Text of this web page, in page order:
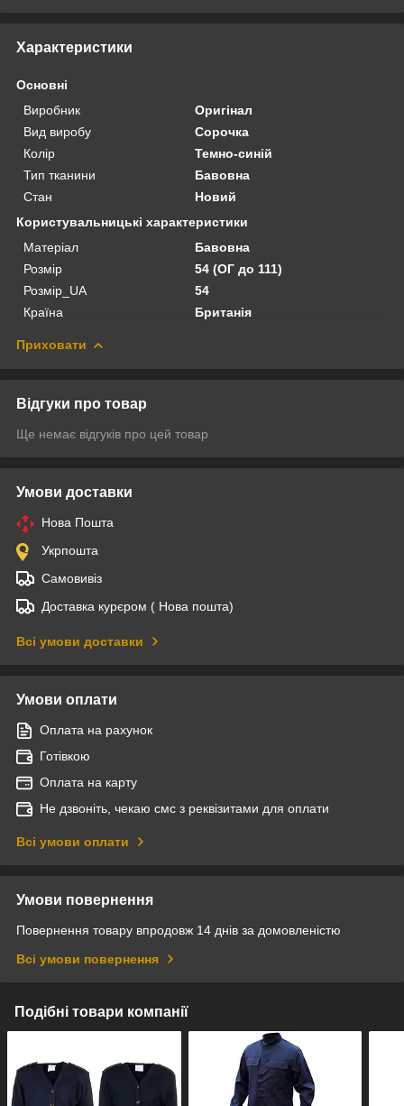
Характеристики
Основні
Виробник
Оригінал
Вид виробу
Сорочка
Колір
Темно-синій
Тип тканини
Бавовна
Стан
Новий
Користувальницькі характеристики
Матеріал
Бавовна
Розмір
54 (ОГ до 111)
Розмір_UA
54
Країна
Британія
Приховати
Відгуки про товар
Ще немає відгуків про цей товар
Умови доставки
Нова Пошта
Укрпошта
Самовивіз
Доставка курєром ( Нова пошта)
Всі умови доставки
Умови оплати
Оплата на рахунок
Готівкою
Оплата на карту
Не дзвоніть, чекаю смс з реквізитами для оплати
Всі умови оплати
Умови повернення
Повернення товару впродовж 14 днів за домовленістю
Всі умови повернення
Подібні товари компанії